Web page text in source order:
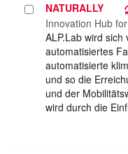
Projekt
auswählen
NATURALLY
Innovation Hub
ALP.Lab wird
automatisiertes
automatisierte
und so die
und der
wird durch die